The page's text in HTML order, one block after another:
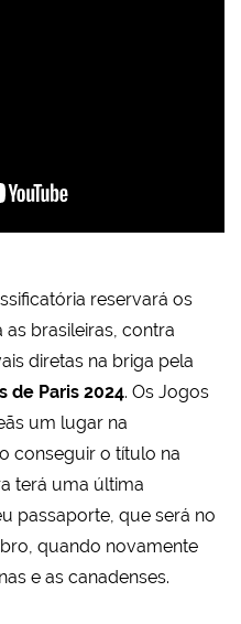
reservará os
brasileiras, contra
diretas na briga pela
de Paris 2024. Os Jogos
um lugar na
conseguir o título na
terá uma última
passaporte, que será no
quando novamente
e as canadenses.